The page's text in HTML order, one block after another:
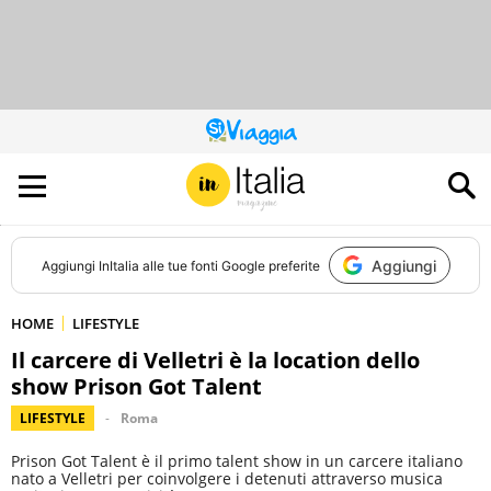
QUESTO
SITO
CONTRIBUISCE
ALL’AUDIENCE
DI
Aggiungi InItalia alle tue fonti Google preferite Aggiungi
HOME LIFESTYLE
Il carcere di Velletri è la location dello
show Prison Got Talent
LIFESTYLE Roma
Prison Got Talent è il primo talent show in un carcere italiano
nato a Velletri per coinvolgere i detenuti attraverso musica